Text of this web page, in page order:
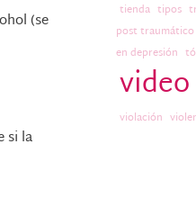
(se
si la
tienda tipos
post traumático
en depresión
video
violación